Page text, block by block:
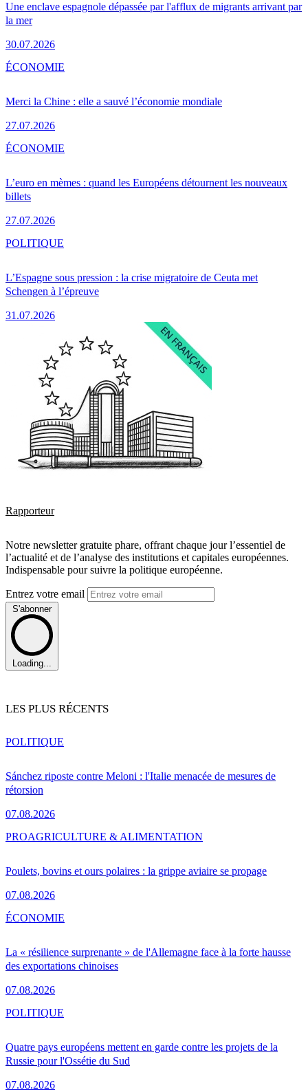
Une enclave espagnole dépassée par l'afflux de migrants arrivant par
la mer
30.07.2026
Merci la Chine : elle a sauvé l’économie mondiale
27.07.2026
ÉCONOMIE
L’euro en mèmes : quand les Européens détournent les nouveaux
billets
27.07.2026
ÉCONOMIE
L’Espagne sous pression : la crise migratoire de Ceuta met
Schengen à l’épreuve
31.07.2026
POLITIQUE
Rapporteur
Notre newsletter gratuite phare, offrant chaque jour l’essentiel de
l’actualité et de l’analyse des institutions et capitales européennes.
Indispensable pour suivre la politique européenne.
Entrez votre email
S'abonner
Loading...
LES PLUS RÉCENTS
Sánchez riposte contre Meloni : l'Italie menacée de mesures de
rétorsion
07.08.2026
POLITIQUE
Poulets, bovins et ours polaires : la grippe aviaire se propage
07.08.2026
PROAGRICULTURE & ALIMENTATION
La « résilience surprenante » de l'Allemagne face à la forte hausse
des exportations chinoises
07.08.2026
ÉCONOMIE
Quatre pays européens mettent en garde contre les projets de la
Russie pour l'Ossétie du Sud
07.08.2026
POLITIQUE